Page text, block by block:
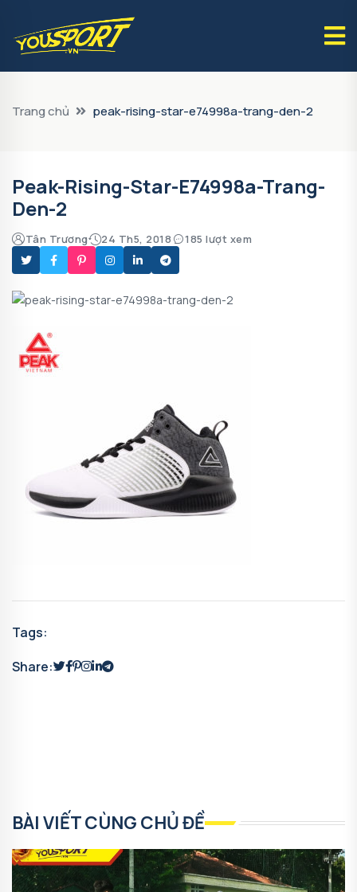
Trang chủ peak-rising-star-e74998a-trang-den-2
Peak-Rising-Star-E74998a-Trang-
Den-2
Tân Trương 24 Th5, 2018 185 lượt xem
Tags:
Share:
BÀI VIẾT CÙNG CHỦ ĐỀ